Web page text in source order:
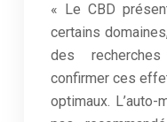
« Le CBD
certains
des
confirmer ces
optimaux. L’auto-